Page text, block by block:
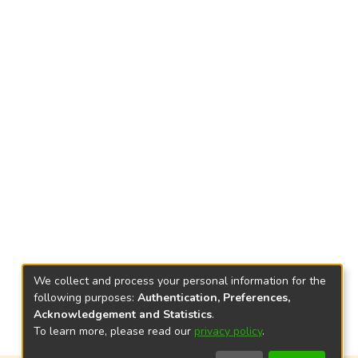
We collect and process your personal information for the
following purposes: Authentication, Preferences,
Acknowledgement and Statistics.
To learn more, please read our privacy policy.